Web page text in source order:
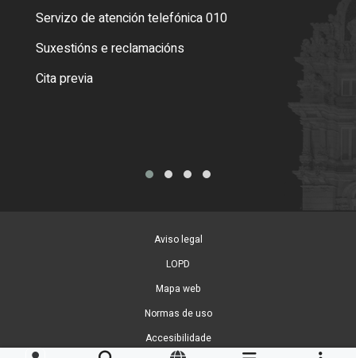
Servizo de atención telefónica 010
Suxestións e reclamacións
Cita previa
Aviso legal
LOPD
Mapa web
Normas de uso
Accesibilidade